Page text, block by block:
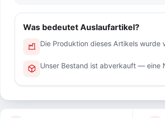
Was bedeutet Auslaufartikel?
Die Produktion dieses Artikels wurde
Unser Bestand ist abverkauft — eine